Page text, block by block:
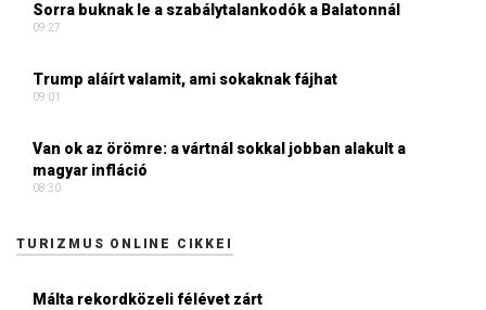
Sorra buknak le a szabálytalankodók a Balatonnál
09:27
Trump aláírt valamit, ami sokaknak fájhat
09:01
Van ok az örömre: a vártnál sokkal jobban alakult a
magyar infláció
08:30
TURIZMUS ONLINE CIKKEI
Málta rekordközeli félévet zárt